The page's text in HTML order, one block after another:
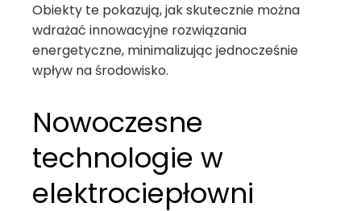
Obiekty te pokazują, jak skutecznie można
wdrażać innowacyjne rozwiązania
energetyczne, minimalizując jednocześnie
wpływ na środowisko.
Nowoczesne
technologie w
elektrociepłowni